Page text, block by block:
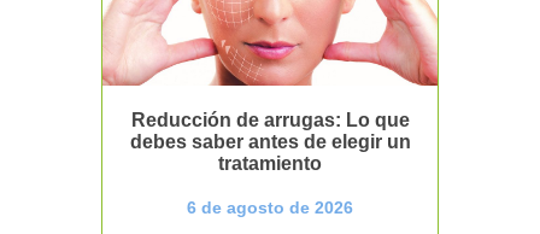
Reducción de arrugas: Lo que
debes saber antes de elegir un
tratamiento
6 de agosto de 2026